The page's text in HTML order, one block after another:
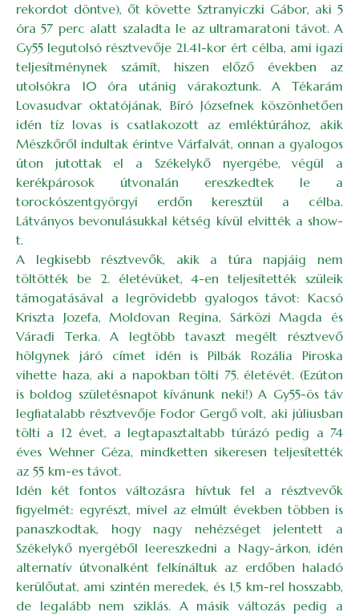
rekordot döntve), őt követte Sztranyiczki Gábor, aki 5
óra 57 perc alatt szaladta le az ultramaratoni távot. A
Gy55 legutolsó résztvevője 21.41-kor ért célba, ami igazi
teljesítménynek számít, hiszen előző években az
utolsókra 10 óra utánig várakoztunk. A Tékarám
Lovasudvar oktatójának, Bíró Józsefnek köszönhetően
idén tíz lovas is csatlakozott az emléktúrához, akik
Mészkőről indultak érintve Várfalvát, onnan a gyalogos
úton jutottak el a Székelykő nyergébe, végül a
kerékpárosok útvonalán ereszkedtek le a
torockószentgyörgyi erdőn keresztül a célba.
Látványos bevonulásukkal kétség kívül elvitték a show-
t.
A legkisebb résztvevők, akik a túra napjáig nem
töltötték be 2. életévüket, 4-en teljesítették szüleik
támogatásával a legrövidebb gyalogos távot: Kacsó
Kriszta Jozefa, Moldovan Regina, Sárközi Magda és
Váradi Terka. A legtöbb tavaszt megélt résztvevő
hölgynek járó címet idén is Pilbák Rozália Piroska
vihette haza, aki a napokban tölti 75. életévét. (Ezúton
is boldog születésnapot kívánunk neki!) A Gy55-ös táv
legfiatalabb résztvevője Fodor Gergő volt, aki júliusban
tölti a 12 évet, a legtapasztaltabb túrázó pedig a 74
éves Wehner Géza, mindketten sikeresen teljesítették
az 55 km-es távot.
Idén két fontos változásra hívtuk fel a résztvevők
figyelmét: egyrészt, mivel az elmúlt években többen is
panaszkodtak, hogy nagy nehézséget jelentett a
Székelykő nyergéből leereszkedni a Nagy-árkon, idén
alternatív útvonalként felkínáltuk az erdőben haladó
kerülőutat, ami szintén meredek, és 1,5 km-rel hosszabb,
de legalább nem sziklás. A másik változás pedig a